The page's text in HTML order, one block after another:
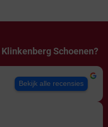
Klinkenberg Schoenen?
Bekijk alle recensies